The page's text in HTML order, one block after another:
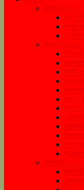
সংরক্ষণ ২০১৮
রথ
শারদ
বড়দিন
সংরক্ষণ ২০১৯
নববর্ষ
মে
জুন
জুলাই
আগস্ট
বড়দিন
সংরক্ষণ ২০২০
জানুয়ারী